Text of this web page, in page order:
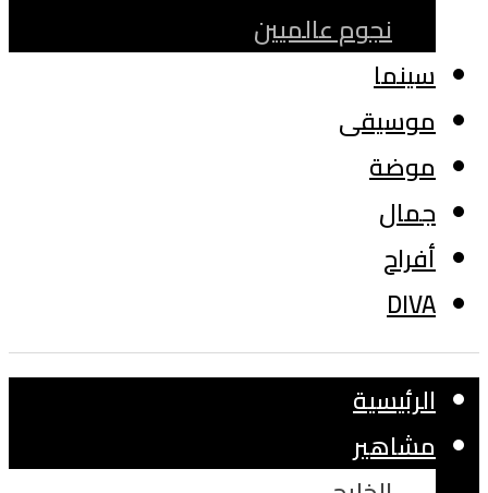
نجوم عالميين
سينما
موسيقى
موضة
جمال
أفراح
DIVA
الرئيسية
مشاهير